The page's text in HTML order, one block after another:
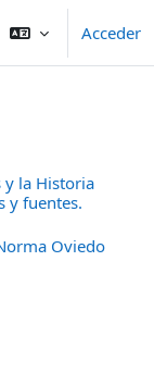
Acceder
y la Historia
y fuentes.
Oviedo